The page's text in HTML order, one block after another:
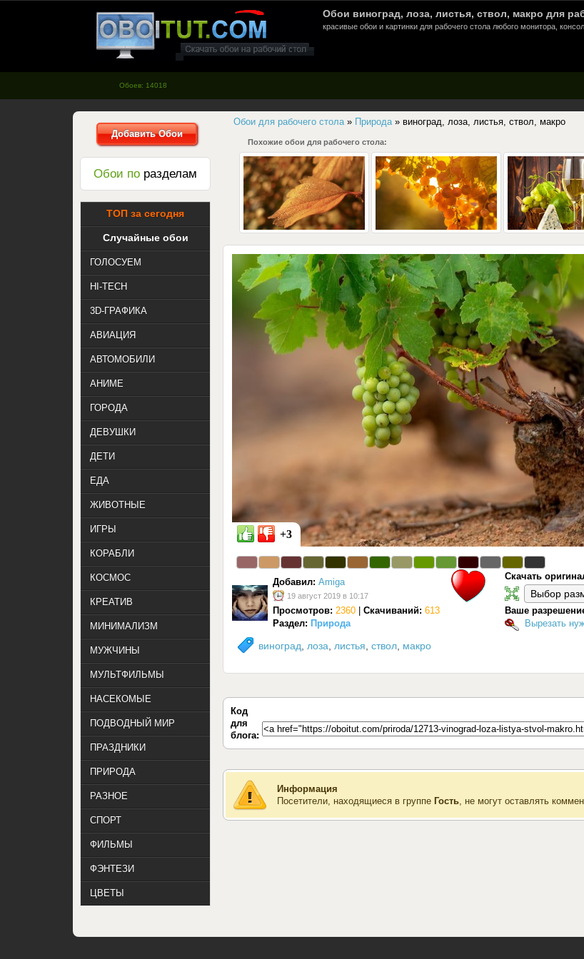
oboitut.com - Обои для рабочего
стола
Обои виноград, лоза, листья, ствол, макро для
красивые обои и картинки для рабочего стола любого монитора,
Обоев: 14018
Обои для рабочего стола» Природа» виноград, лоза, листья, ствол, макро
Похожие обои для рабочего стола:
виноград лоза листья ствол макро
Добавил: Amiga
19 август 2019 в 10:17
Просмотров: 2360 Скачиваний: 613
+3
Скачать
Ваше
Вырезать
Раздел: Природа
Код
для
блога:
Информация
Посетители, находящиеся в группе Гость, не могут оставлять
Добавить Обои
Обои по разделам
ТОП за сегодня
Случайные обои
ГОЛОСУЕМ
HI-TECH
3D-ГРАФИКА
АВИАЦИЯ
АВТОМОБИЛИ
АНИМЕ
ГОРОДА
ДЕВУШКИ
ДЕТИ
ЕДА
ЖИВОТНЫЕ
ИГРЫ
КОРАБЛИ
КОСМОС
КРЕАТИВ
МИНИМАЛИЗМ
МУЖЧИНЫ
МУЛЬТФИЛЬМЫ
НАСЕКОМЫЕ
ПОДВОДНЫЙ МИР
ПРАЗДНИКИ
ПРИРОДА
РАЗНОЕ
СПОРТ
ФИЛЬМЫ
ФЭНТЕЗИ
ЦВЕТЫ